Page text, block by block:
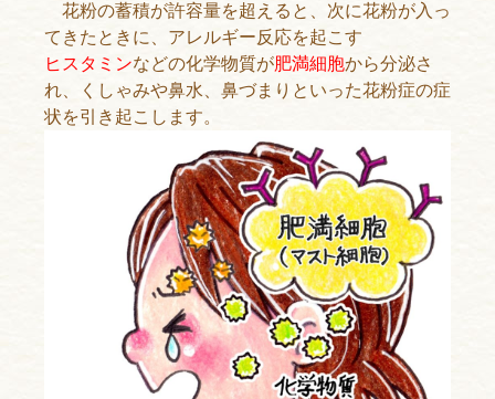
花粉の蓄積が許容量を超えると、次に花粉が入っ
てきたときに、アレルギー反応を起こす
ヒスタミンなどの化学物質が肥満細胞から分泌さ
れ、くしゃみや鼻水、鼻づまりといった花粉症の症
状を引き起こします。